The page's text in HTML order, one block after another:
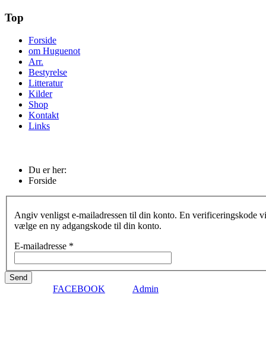
Top
Forside
om Huguenot
Arr.
Bestyrelse
Litteratur
Kilder
Shop
Kontakt
Links
Du er her:
Forside
Angiv venligst e-mailadressen til din konto. En verificeringskode
vælge en ny adgangskode til din konto.
E-mailadresse *
Send
FACEBOOK Admin